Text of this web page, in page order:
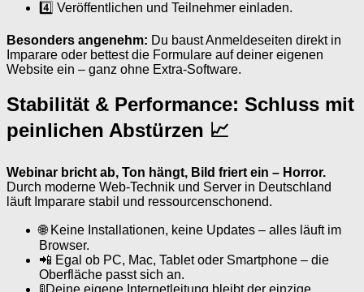
4️⃣ Veröffentlichen und Teilnehmer einladen.
Besonders angenehm: Du baust Anmeldeseiten direkt in
Imparare oder bettest die Formulare auf deiner eigenen
Website ein – ganz ohne Extra-Software.
Stabilität & Performance: Schluss mit
peinlichen Abstürzen 📈
Webinar bricht ab, Ton hängt, Bild friert ein – Horror.
Durch moderne Web-Technik und Server in Deutschland
läuft Imparare stabil und ressourcenschonend.
🌐 Keine Installationen, keine Updates – alles läuft im
Browser.
📲 Egal ob PC, Mac, Tablet oder Smartphone – die
Oberfläche passt sich an.
🚦Deine eigene Internetleitung bleibt der einzige